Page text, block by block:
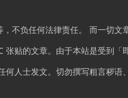
不负任何法律责任。 而一切文
贴的文章。由于本站是受到
人士发文。切勿撰写粗言秽语